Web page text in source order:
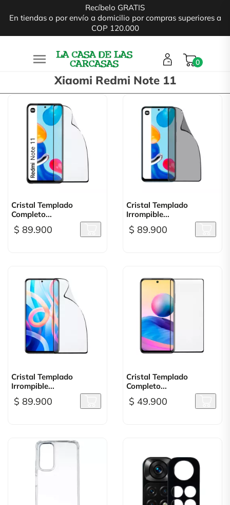
Recíbelo GRATIS
En tiendas o por envío a domicilio por compras superiores a
COP 120.000
 0
Xiaomi Redmi Note 11
Cristal Templado
Completo...
$ 89.900
Cristal Templado
Irrompible...
$ 89.900
Cristal Templado
Irrompible...
$ 89.900
Cristal Templado
Completo...
$ 49.900